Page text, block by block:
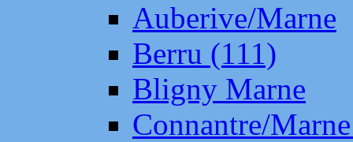
Auberive/Marne
Berru (111)
Bligny Marne
Connantre/